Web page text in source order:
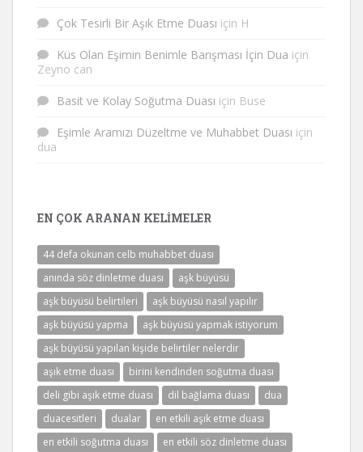
Çok Tesirli Bir Aşık Etme Duası için H
Küs Olan Eşimin Benimle Barışması İçin Dua için
Zeyno can
Basit ve Kolay Soğutma Duası için Buse
Eşimle Aramızı Düzeltme ve Muhabbet Duası için
dua
EN ÇOK ARANAN KELIMELER
44 defa okunan celb muhabbet duası
anında söz dinletme duası
aşk büyüsü
aşk büyüsü belirtileri
aşk büyüsü nasıl yapılır
aşk büyüsü yapma
aşk büyüsü yapmak istiyorum
aşk büyüsü yapılan kişide belirtiler nelerdir
aşık etme duası
birini kendinden soğutma duası
deli gibi aşık etme duası
dil bağlama duası
dua
duacesitleri
dualar
en etkili aşık etme duası
en etkili soğutma duası
en etkili söz dinletme duası